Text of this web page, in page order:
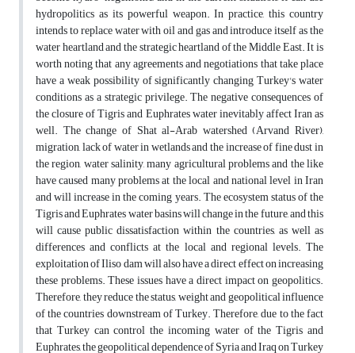
hydropolitics as its powerful weapon. In practice, this country
intends to replace water with oil and gas and introduce itself as the
water heartland and the strategic heartland of the Middle East. It is
worth noting that any agreements and negotiations that take place
have a weak possibility of significantly changing Turkey's water
conditions as a strategic privilege. The negative consequences of
the closure of Tigris and Euphrates water inevitably affect Iran as
well. The change of Shat al-Arab watershed (Arvand River),
migration, lack of water in wetlands and the increase of fine dust in
the region, water salinity, many agricultural problems and the like
have caused many problems at the local and national level in Iran
and will increase in the coming years. The ecosystem status of the
Tigris and Euphrates water basins will change in the future, and this
will cause public dissatisfaction within the countries, as well as
differences and conflicts at the local and regional levels. The
exploitation of Iliso dam will also have a direct effect on increasing
these problems. These issues have a direct impact on geopolitics.
Therefore, they reduce the status, weight and geopolitical influence
of the countries downstream of Turkey. Therefore, due to the fact
that Turkey can control the incoming water of the Tigris and
Euphrates, the geopolitical dependence of Syria and Iraq on Turkey